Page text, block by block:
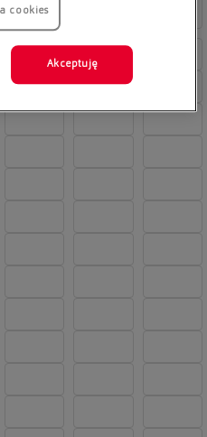
cookies
Akceptuję